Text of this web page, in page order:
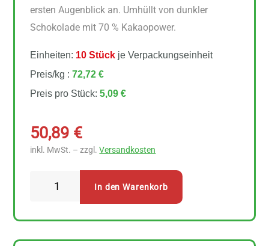
ersten Augenblick an. Umhüllt von dunkler
Schokolade mit 70 % Kakaopower.
Einheiten: 10 Stück je Verpackungseinheit
Preis/kg :72,72 €
Preis pro Stück:5,09 €
50,89 €
inkl. MwSt. – zzgl.Versandkosten
In den Warenkorb